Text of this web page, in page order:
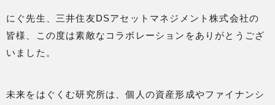
にぐ先生、三井住友DSアセットマネジメント株式会社の
皆様、この度は素敵なコラボレーションをありがとうござ
いました。
未来をはぐくむ研究所は、個人の資産形成やファイナンシ